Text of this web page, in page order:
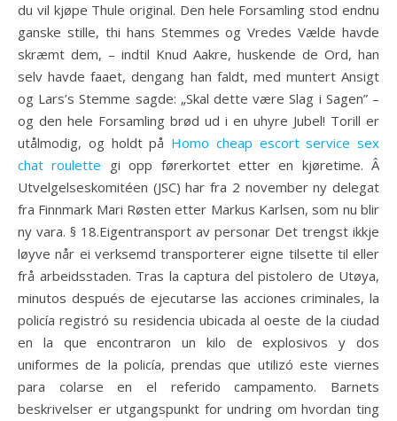
du vil kjøpe Thule original. Den hele Forsamling stod endnu
ganske stille, thi hans Stemmes og Vredes Vælde havde
skræmt dem, – indtil Knud Aakre, huskende de Ord, han
selv havde faaet, dengang han faldt, med muntert Ansigt
og Lars’s Stemme sagde: „Skal dette være Slag i Sagen” –
og den hele Forsamling brød ud i en uhyre Jubel! Torill er
utålmodig, og holdt på Homo cheap escort service sex
chat roulette gi opp førerkortet etter en kjøretime. Â
Utvelgelseskomitéen (JSC) har fra 2 november ny delegat
fra Finnmark Mari Røsten etter Markus Karlsen, som nu blir
ny vara. § 18.Eigentransport av personar Det trengst ikkje
løyve når ei verksemd transporterer eigne tilsette til eller
frå arbeidsstaden. Tras la captura del pistolero de Utøya,
minutos después de ejecutarse las acciones criminales, la
policía registró su residencia ubicada al oeste de la ciudad
en la que encontraron un kilo de explosivos y dos
uniformes de la policía, prendas que utilizó este viernes
para colarse en el referido campamento. Barnets
beskrivelser er utgangspunkt for undring om hvordan ting